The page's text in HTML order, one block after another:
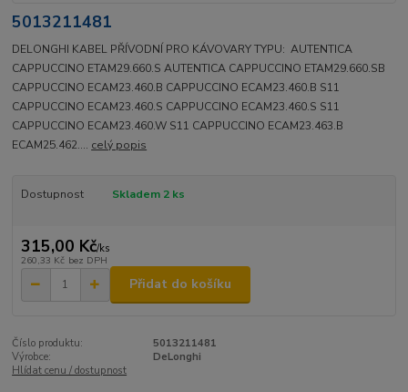
5013211481
DELONGHI KABEL PŘÍVODNÍ PRO KÁVOVARY TYPU: AUTENTICA
CAPPUCCINO ETAM29.660.S AUTENTICA CAPPUCCINO ETAM29.660.SB
CAPPUCCINO ECAM23.460.B CAPPUCCINO ECAM23.460.B S11
CAPPUCCINO ECAM23.460.S CAPPUCCINO ECAM23.460.S S11
CAPPUCCINO ECAM23.460.W S11 CAPPUCCINO ECAM23.463.B
ECAM25.462.... celý popis
Dostupnost Skladem 2 ks
315,00 Kč/ks
260,33 Kč bez DPH
Přidat do košíku
Číslo produktu:
5013211481
Výrobce:
DeLonghi
Hlídat cenu / dostupnost